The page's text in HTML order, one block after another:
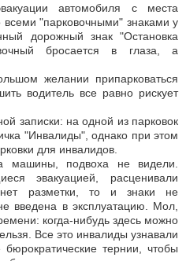
автомобиля с места
всеми "парковочными" знаками у
дорожный знак "Остановка
бросается в глаза, а
желании припарковаться
водитель все равно рискует
записки: на одной из парковок
"Инвалиды", однако при этом
для инвалидов.
машины, подвоха не видели.
эвакуацией, расценивали
разметки, то и знаки не
введена в эксплуатацию. Мол,
когда-нибудь здесь можно
Все это инвалиды узнавали
тернии, чтобы